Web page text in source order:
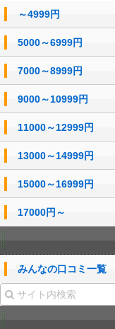
～4999円
5000～6999円
7000～8999円
9000～10999円
11000～12999円
13000～14999円
15000～16999円
17000円～
みんなの口コミ一覧